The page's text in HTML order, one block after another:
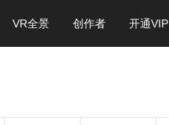
VR全景 创作者 开通VIP